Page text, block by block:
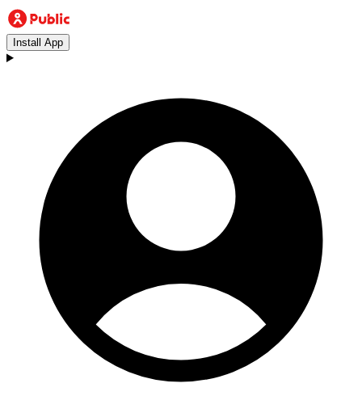
Install App